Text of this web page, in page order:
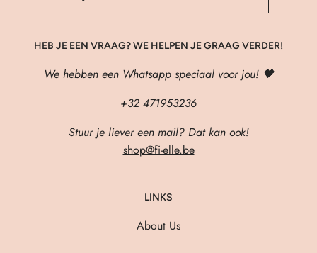
HEB JE EEN VRAAG? WE HELPEN JE GRAAG VERDER!
We hebben een Whatsapp speciaal voor jou! 🖤
+32 471953236
Stuur je liever een mail? Dat kan ook!
shop@fi-elle.be
LINKS
About Us